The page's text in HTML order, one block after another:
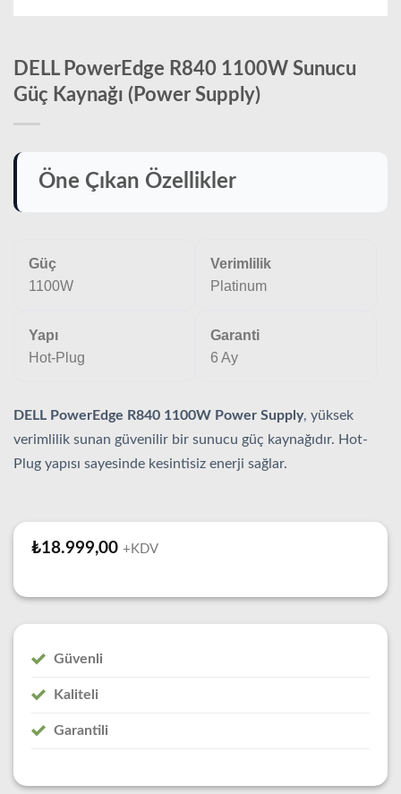
DELL PowerEdge R840 1100W Sunucu
Güç Kaynağı (Power Supply)
Öne Çıkan Özellikler
Güç
1100W
Verimlilik
Platinum
Yapı
Hot-Plug
Garanti
6 Ay
DELL PowerEdge R840 1100W Power Supply, yüksek
verimlilik sunan güvenilir bir sunucu güç kaynağıdır. Hot-
Plug yapısı sayesinde kesintisiz enerji sağlar.
₺18.999,00 +KDV
Güvenli
Kaliteli
Garantili